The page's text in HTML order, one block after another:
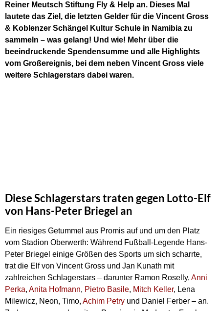
Reiner Meutsch Stiftung Fly & Help an. Dieses Mal
lautete das Ziel, die letzten Gelder für die Vincent Gross
& Koblenzer Schängel Kultur Schule in Namibia zu
sammeln – was gelang! Und wie! Mehr über die
beeindruckende Spendensumme und alle Highlights
vom Großereignis, bei dem neben Vincent Gross viele
weitere Schlagerstars dabei waren.
Diese Schlagerstars traten gegen Lotto-Elf
von Hans-Peter Briegel an
Ein riesiges Getummel aus Promis auf und um den Platz
vom Stadion Oberwerth: Während Fußball-Legende Hans-
Peter Briegel einige Größen des Sports um sich scharrte,
trat die Elf von Vincent Gross und Jan Kunath mit
zahlreichen Schlagerstars – darunter Ramon Roselly, Anni
Perka, Anita Hofmann, Pietro Basile, Mitch Keller, Lena
Milewicz, Neon, Timo, Achim Petry und Daniel Ferber – an.